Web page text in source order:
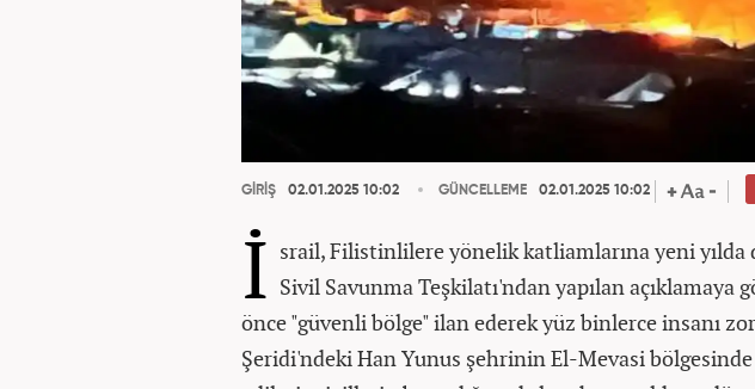
GİRİŞ 02.01.2025 10:02 GÜNCELLEME 02.01.2025 10:02
İ srail, Filistinlilere yönelik katliamlarına yeni
Sivil Savunma Teşkilatı'ndan yapılan açıklamaya
önce "güvenli bölge" ilan ederek yüz binlerce insanı
Şeridi'ndeki Han Yunus şehrinin El-Mevasi